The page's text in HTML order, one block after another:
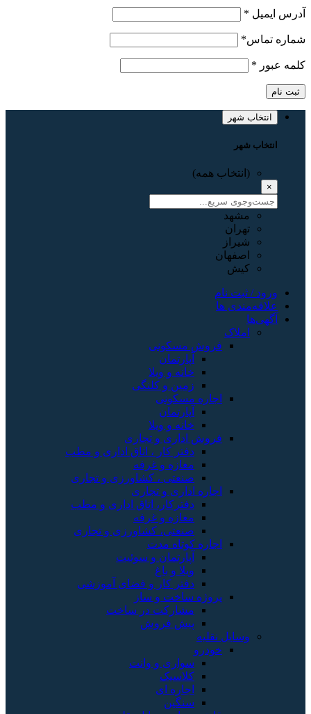
آدرس ایمیل *
شماره تماس*
کلمه عبور *
ثبت نام
انتخاب شهر
انتخاب شهر
(انتخاب همه)
×
مشهد
تهران
شیراز
اصفهان
کیش
ورود / ثبت نام
علاقه‌مندی ها
آگهی‌ها
املاک
فروش مسکونی
آپارتمان
خانه و ویلا
زمین و کلنگی
اجاره مسکونی
آپارتمان
خانه و ویلا
فروش اداری و تجاری
دفتر کار ، اتاق اداری و مطب
مغازه و غرفه
صنعتی ، کشاورزی و تجاری
اجاره اداری و تجاری
دفترکار، اتاق اداری و مطب
مغازه و غرفه
صنعتی، کشاورزی و تجاری
اجاره کوتاه مدت
آپارتمان و سوئیت
ویلا و باغ
دفتر کار و فضای آموزشی
پروژه ساخت و ساز
مشارکت در ساخت
پیش فروش
وسایل نقلیه
خودرو
سواری و وانت
کلاسیک
اجاره ای
سنگین